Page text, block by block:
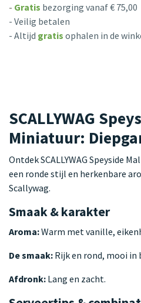
- Gratis bezorging vanaf € 75,00
- Veilig betalen
- Altijd gratis ophalen in de
SCALLYWAG
Miniatuur:
Ontdek SCALLYWAG Speyside
een ronde stijl en herkenbare
Scallywag.
Smaak & karakter
Aroma:Warm met vanille,
De smaak: Rijk en rond, mooi in
Afdronk: Lang en zacht.